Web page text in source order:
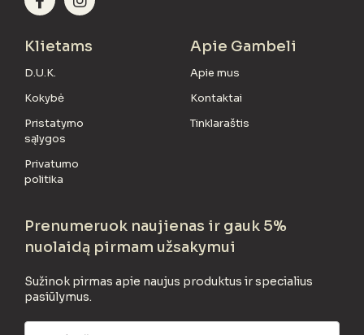
Klietams
D.U.K.
Kokybė
Pristatymo
sąlygos
Privatumo
politika
Apie Gambeli
Apie mus
Kontaktai
Tinklaraštis
Prenumeruok naujienas ir gauk 5%
nuolaidą pirmam užsakymui
Sužinok pirmas apie naujus produktus ir specialius
pasiūlymus.